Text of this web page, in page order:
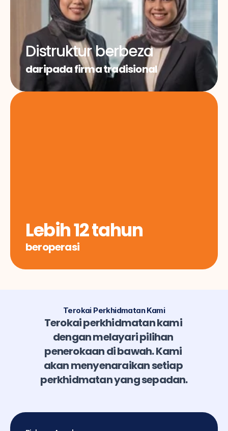
Lebih 12 tahun
beroperasi
Distruktur berbeza
daripada firma tradisional
Terokai Perkhidmatan Kami
Terokai perkhidmatan kami
dengan melayari pilihan
penerokaan di bawah. Kami
akan menyenaraikan setiap
perkhidmatan yang sepadan.